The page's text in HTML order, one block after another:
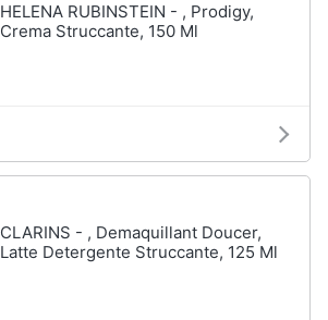
HELENA RUBINSTEIN - , Prodigy,
Crema Struccante, 150 Ml
CLARINS - , Demaquillant Doucer,
Latte Detergente Struccante, 125 Ml